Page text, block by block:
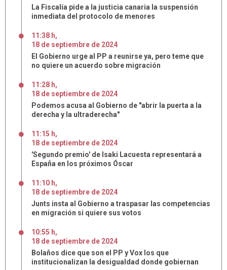
La Fiscalía pide a la justicia canaria la suspensión
inmediata del protocolo de menores
11:38 h,
18 de septiembre de 2024
El Gobierno urge al PP a reunirse ya, pero teme que
no quiere un acuerdo sobre migración
11:28 h,
18 de septiembre de 2024
Podemos acusa al Gobierno de "abrir la puerta a la
derecha y la ultraderecha"
11:15 h,
18 de septiembre de 2024
'Segundo premio' de Isaki Lacuesta representará a
España en los próximos Óscar
11:10 h,
18 de septiembre de 2024
Junts insta al Gobierno a traspasar las competencias
en migración si quiere sus votos
10:55 h,
18 de septiembre de 2024
Bolaños dice que son el PP y Vox los que
institucionalizan la desigualdad donde gobiernan